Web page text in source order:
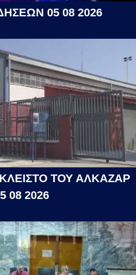
05 08 2026
ΤΟΥ ΑΛΚΑΖΑΡ
08 2026